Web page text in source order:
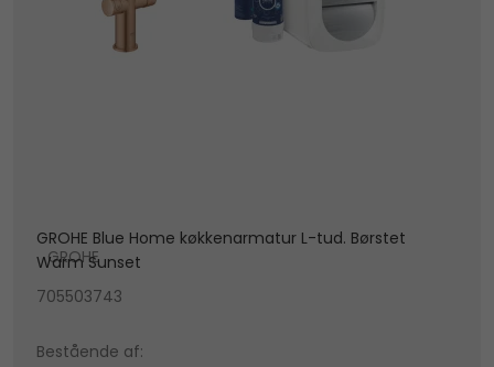
GROHE Blue Home køkkenarmatur L-tud. Børstet
Warm Sunset
GROHE
705503743
Bestående af: